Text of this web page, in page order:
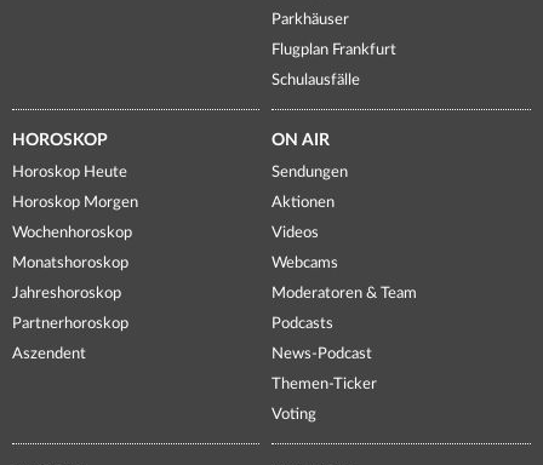
Parkhäuser
Flugplan Frankfurt
Schulausfälle
HOROSKOP
Horoskop Heute
Horoskop Morgen
Wochenhoroskop
Monatshoroskop
Jahreshoroskop
Partnerhoroskop
Aszendent
ON AIR
Sendungen
Aktionen
Videos
Webcams
Moderatoren & Team
Podcasts
News-Podcast
Themen-Ticker
Voting